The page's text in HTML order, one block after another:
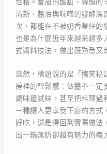
性格。番茄的酸甜、蒜頭的
清新、醬油與味噌的發酵深
次，都能在不被奶香蓋住的
也是為什麼近年來越來越多
式醬料技法，做出既熟悉又
當然，標題說的是「搞笑秘
房裡的輕鬆感：做醬不一定
調味邊試味，甚至把料理過
一種讓人更享受下廚的方式
好吃，還是得回到實際做法
出一鍋無奶卻超有魅力的義